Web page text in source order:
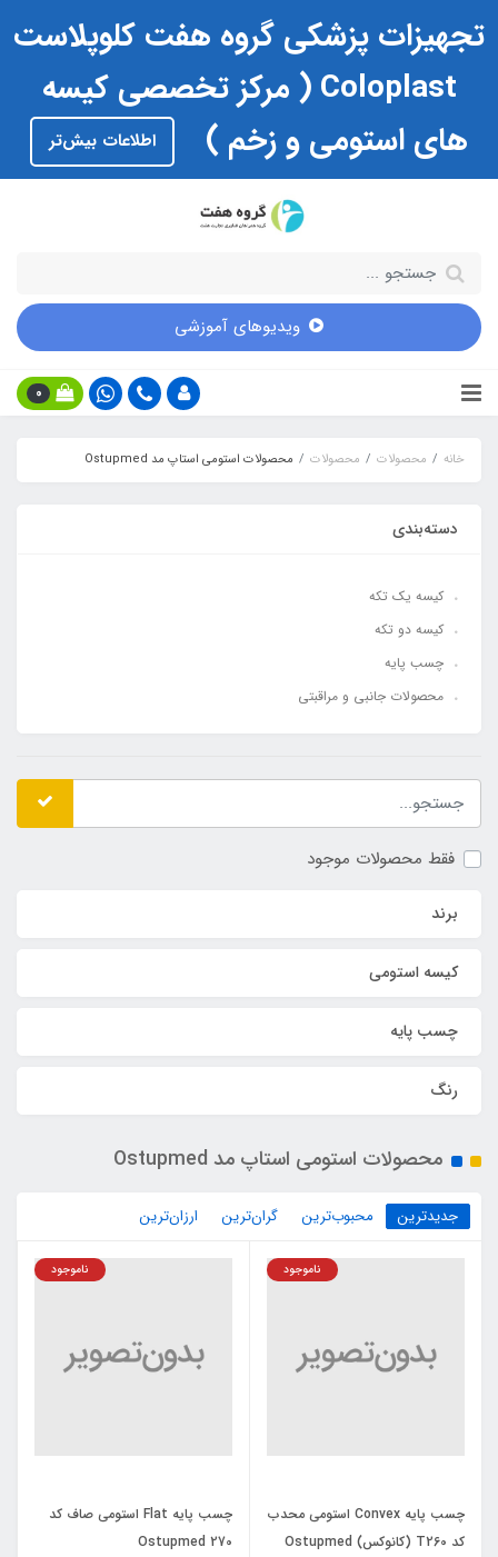
تجهیزات پزشکی گروه هفت کلوپلاست
Coloplast ( مرکز تخصصی کیسه
های استومی و زخم )
اطلاعات بیش‌تر
ویدیوهای آموزشی
0
خانه محصولات محصولات محصولات استومی استاپ مد Ostupmed
دسته‌بندی
کیسه یک تکه
کیسه دو تکه
چسب پایه
محصولات جانبی و مراقبتی
فقط محصولات موجود
برند
کیسه استومی
چسب پایه
رنگ
محصولات استومی استاپ مد Ostupmed
جدیدترین محبوب‌ترین گران‌ترین ارزان‌ترین
ناموجود
چسب پایه Convex استومی محدب
کد T260 (کانوکس) Ostupmed
ناموجود
چسب پایه Flat استومی صاف کد
270 Ostupmed